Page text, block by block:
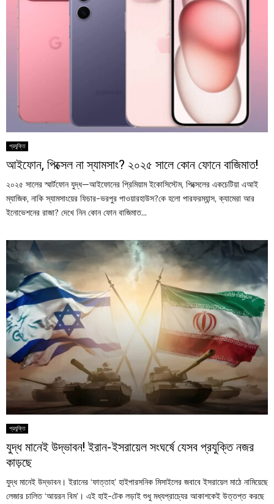
প্রযুক্তি
আইফোন, পিক্সেল না স্যামসাং? ২০২৫ সালে কোন ফোনে বাজিমাত!
২০২৫ সালের স্মার্টফোন যুদ্ধ—আইফোনের প্রিমিয়াম ইকোসিস্টেম, পিক্সেলের একচেটিয়া এআই
ম্যাজিক, নাকি স্যামসাংয়ের ফিচার-ভরপুর পাওয়ারহাউস?কে হলো পারফরম্যান্স, ক্যামেরা আর
ইনোভেশনের রাজা? দেখে নিন কোন ফোন বাজিমাত...
প্রযুক্তি
যুদ্ধ মানেই উদ্ভাবন! ইরান-ইসরায়েল সংঘর্ষে যেসব প্রযুক্তি নজর
কাড়ছে
যুদ্ধ মানেই উদ্ভাবন। ইরানের ‘ফাত্তাহ’ হাইপারসনিক মিসাইলের জবাবে ইসরায়েল মাঠে নামিয়েছে
লেজার চালিত ‘আয়রন বিম’। এই হাই-টেক লড়াই শুধু মধ্যপ্রাচ্যের আকাশকেই উত্তপ্ত করছে